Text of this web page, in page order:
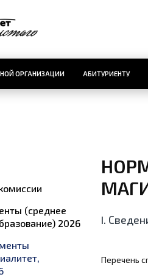
ОРГАНИЗАЦИИ АБИТУРИЕНТУ
(среднее
2026
I.
Перечень